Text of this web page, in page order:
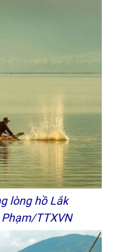
lòng hồ Lắk
TTXVN